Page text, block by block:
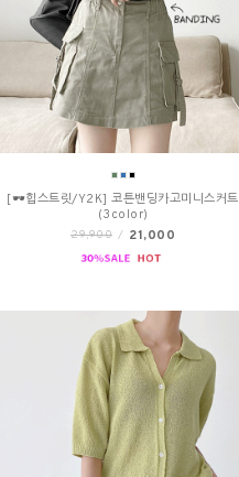
[🕶️힙스트릿/Y2K] 코튼밴딩카고미니스커트
(3color)
29,900 / 21,000